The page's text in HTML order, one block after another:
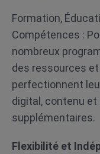
Formation,
Compétences :
nombreux
des ressources et
perfectionnent
digital, contenu et
supplémentaires.
Flexibilité et